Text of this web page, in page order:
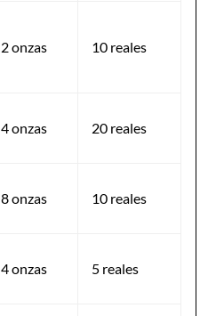
2 onzas 10 reales
4 onzas 20 reales
8 onzas 10 reales
4 onzas 5 reales